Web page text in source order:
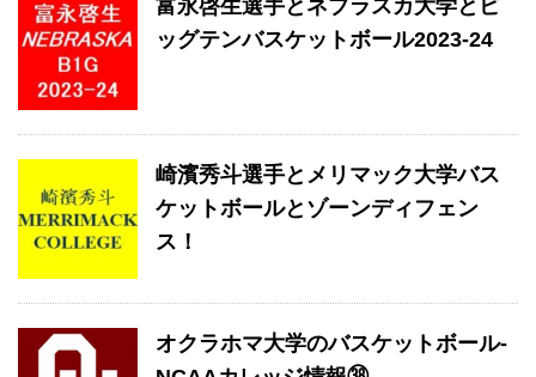
富永啓生選手とネブラスカ大学とビ
ッグテンバスケットボール2023-24
崎濱秀斗選手とメリマック大学バス
ケットボールとゾーンディフェン
ス！
オクラホマ大学のバスケットボール-